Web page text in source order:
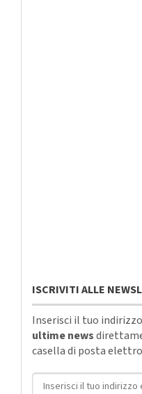
ISCRIVITI ALLE
Inserisci il tuo
ultime news
casella di posta
Indirizzo email